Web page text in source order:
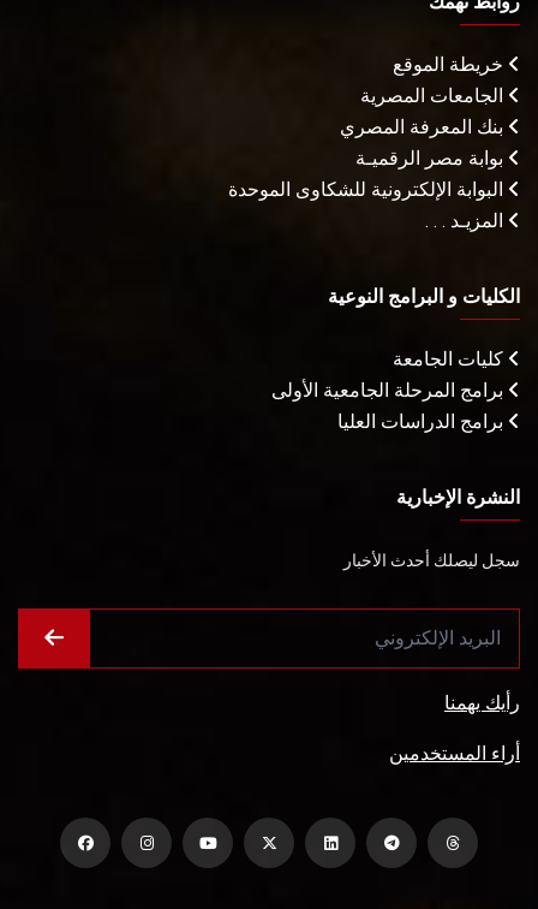
خريطة الموقع
الجامعات المصرية
بنك المعرفة المصري
بوابة مصر الرقميـة
البوابة الإلكترونية للشكاوى الموحدة
المزيـد . . .
الكليات و البرامج النوعية
كليات الجامعة
برامج المرحلة الجامعية الأولى
برامج الدراسات العليا
النشرة الإخبارية
سجل ليصلك أحدث الأخبار
رأيك يهمنا
أراء المستخدمين